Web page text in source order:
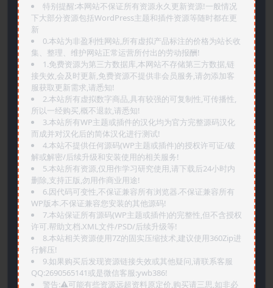
特别提醒:本网站不保证所有资源永久更新资源!一般情况
下大部分资源包括WordPress主题和插件资源等随时都在更
新
0.本站为非盈利性网站,所有虚拟产品标注的价格为站长收
集、整理、维护网站正常运营所付出的劳动报酬!
1.免费资源为第三方数据库,本网站不存储第三方数据,链
接失效,会及时更新,免费资源不提供非会员服务,请勿添加客
服获取更新需求,请悉知!
2.本站所有虚拟数字商品,具有较强的可复制性,可传播性,
所以一经购买,概不退款,请悉知!
3.本站所有WP主题或插件的汉化均为官方完整源码汉化
而成并对汉化后的简体汉化进行测试!
4.本站不提供任何源码(WP主题或插件)的授权许可证/破
解或解密/后续升级和安装使用的相关服务!
5.本站所有资源,仅用作学习研究使用,请下载后24小时内
删除,支持正版,勿用作商业用途!
6.因代码可变性,不保证兼容所有浏览器.不保证兼容所有
WP版本.不保证兼容您安装的其他源码!
7.本站保证所有源码(WP主题或插件)的完整性,但不含授权
许可.帮助文档.XML文件/PSD/后续升级等!
8.本站相关资源使用7Z的固实压缩技术,建议使用360Zip进
行解压!
9.如果购买后发现资源链接失效或其他疑问,请联系客服
QQ:2690565141或是微信客服:ywb386!
警告:⚠️可能有些资源远超资料原定价,购买请三思,如非必